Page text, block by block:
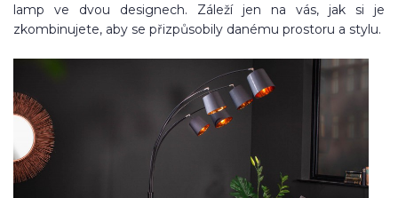
lamp ve dvou designech. Záleží jen na vás, jak si je
zkombinujete, aby se přizpůsobily danému prostoru a stylu.